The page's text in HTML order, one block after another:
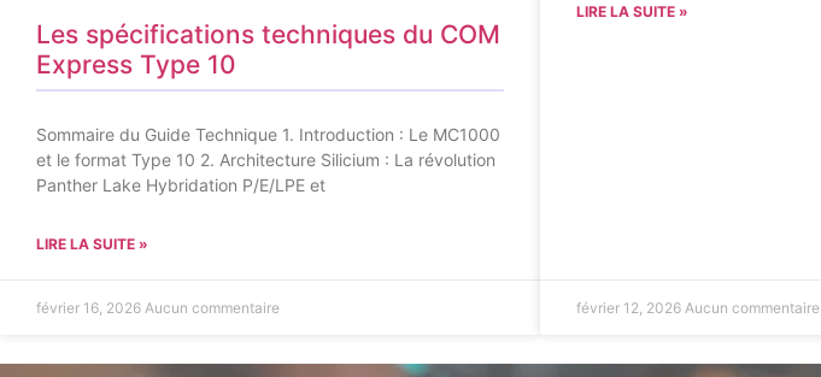
Les spécifications techniques du COM
Express Type 10
Sommaire du Guide Technique 1. Introduction : Le MC1000
et le format Type 10 2. Architecture Silicium : La révolution
Panther Lake Hybridation P/E/LPE et
LIRE LA SUITE »
février 16, 2026 Aucun commentaire
LIRE LA SUITE »
février 12, 2026 Aucun commentaire